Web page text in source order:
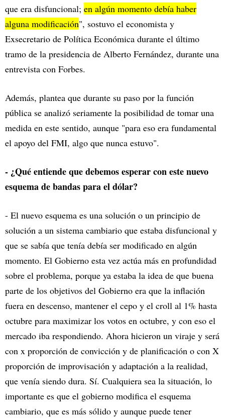
que era disfuncional; en algún momento debía haber
alguna modificación", sostuvo el economista y
Exsecretario de Política Económica durante el último
tramo de la presidencia de Alberto Fernández, durante una
entrevista con Forbes.
Además, plantea que durante su paso por la función
pública se analizó seriamente la posibilidad de tomar una
medida en este sentido, aunque "para eso era fundamental
el apoyo del FMI, algo que nunca estuvo".
- ¿Qué entiende que debemos esperar con este nuevo
esquema de bandas para el dólar?
- El nuevo esquema es una solución o un principio de
solución a un sistema cambiario que estaba disfuncional y
que se sabía que tenía debía ser modificado en algún
momento. El Gobierno esta vez actúa más en profundidad
sobre el problema, porque ya estaba la idea de que buena
parte de los objetivos del Gobierno era que la inflación
fuera en descenso, mantener el cepo y el croll al 1% hasta
octubre para maximizar los votos en octubre, y con eso el
mercado iba respondiendo. Ahora hicieron un viraje y será
con x proporción de convicción y de planificación o con X
proporción de improvisación y adaptación a la realidad,
que venía siendo dura. Sí. Cualquiera sea la situación, lo
importante es que el gobierno modifica el esquema
cambiario, que es más sólido y aunque puede tener